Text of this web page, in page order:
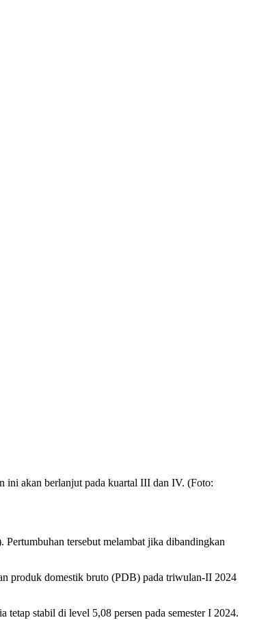
ini akan berlanjut pada kuartal III dan IV. (Foto:
Pertumbuhan tersebut melambat jika dibandingkan
produk domestik bruto (PDB) pada triwulan-II 2024
stabil di level 5,08 persen pada semester I 2024.